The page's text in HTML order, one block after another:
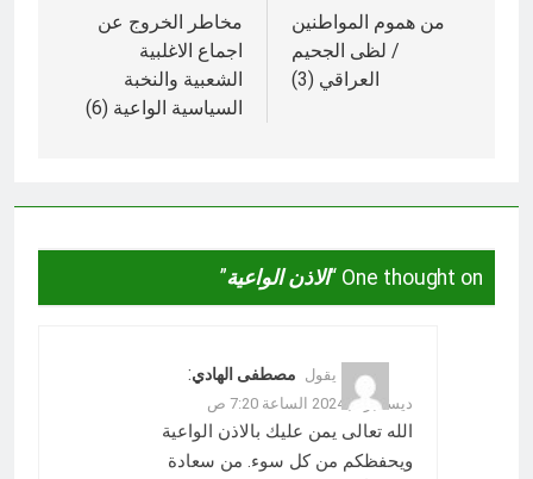
المقالات
من هموم المواطنين
/ لظى الجحيم
العراقي (3)
مخاطر الخروج عن
اجماع الاغلبية
الشعبية والنخبة
السياسية الواعية (6)
One thought on “ الاذن الواعية”
يقول مصطفى الهادي:
ديسمبر 7, 2024 الساعة 7:20 ص
الله تعالى يمن عليك بالاذن الواعية
ويحفظكم من كل سوء. من سعادة